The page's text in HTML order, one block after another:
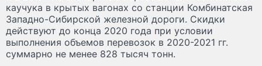
каучука в крытых вагонах со станции Комбинатская
Западно-Сибирской железной дороги. Скидки
действуют до конца 2020 года при условии
выполнения объемов перевозок в 2020-2021 гг.
суммарно не менее 828 тысяч тонн.